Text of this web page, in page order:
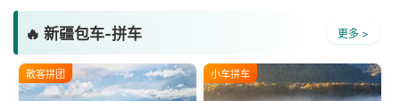
🔥 新疆包车-拼车 更多 >
散客拼团 小车拼车